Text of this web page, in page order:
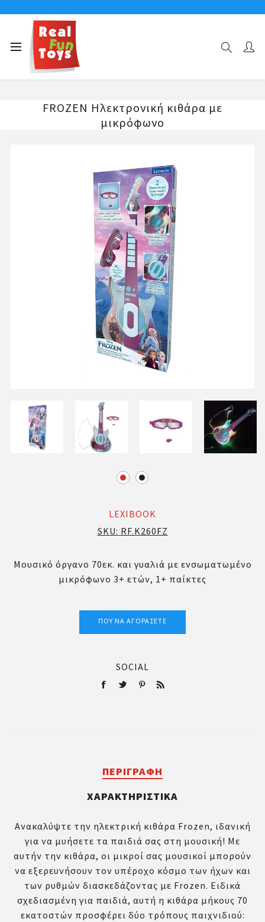
Αρχική σελίδα
FROZEN Ηλεκτρονική κιθάρα με μικρόφωνο
FROZEN Ηλεκτρονική κιθάρα με
μικρόφωνο
LEXIBOOK
SKU: RF.K260FZ
Μουσικό όργανο 70εκ. και γυαλιά με ενσωματωμένο
μικρόφωνο 3+ ετών, 1+ παίκτες
ΠΟΎ ΝΑ ΑΓΟΡΆΣΕΤΕ
SOCIAL
ΠΕΡΙΓΡΑΦΉ
ΧΑΡΑΚΤΗΡΙΣΤΙΚΆ
Ανακαλύψτε την ηλεκτρική κιθάρα Frozen, ιδανική
για να μυήσετε τα παιδιά σας στη μουσική! Με
αυτήν την κιθάρα, οι μικροί σας μουσικοί μπορούν
να εξερευνήσουν τον υπέροχο κόσμο των ήχων και
των ρυθμών διασκεδάζοντας με Frozen. Ειδικά
σχεδιασμένη για παιδιά, αυτή η κιθάρα μήκους 70
εκατοστών προσφέρει δύο τρόπους παιχνιδιού: